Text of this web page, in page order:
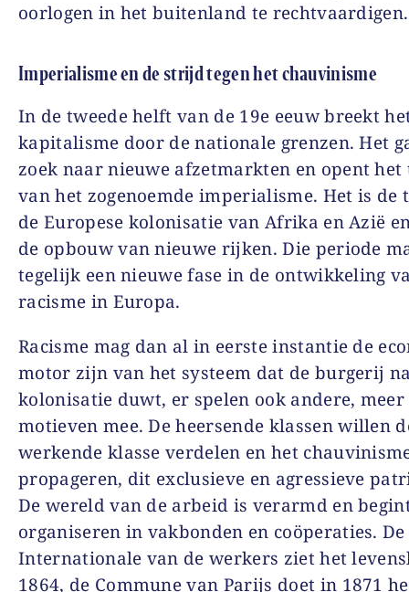
oorlogen in het buitenland te rechtvaardigen.
Imperialisme en de strijd tegen het chauvinisme
In de tweede helft van de 19e eeuw breekt
kapitalisme door de nationale grenzen. Het
zoek naar nieuwe afzetmarkten en opent
van het zogenoemde imperialisme. Het is de
de Europese kolonisatie van Afrika en Azië
de opbouw van nieuwe rijken. Die periode
tegelijk een nieuwe fase in de ontwikkeling
racisme in Europa.
Racisme mag dan al in eerste instantie de
motor zijn van het systeem dat de burgerij
kolonisatie duwt, er spelen ook andere,
motieven mee. De heersende klassen willen
werkende klasse verdelen en het
propageren, dit exclusieve en agressieve
De wereld van de arbeid is verarmd en
organiseren in vakbonden en coöperaties. De
Internationale van de werkers ziet het
1864, de Commune van Parijs doet in 1871